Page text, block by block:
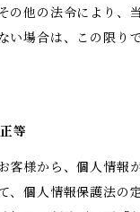
の他の法令により、
い場合は、この限り
等
客様から、個人情報
、個人情報保護法の